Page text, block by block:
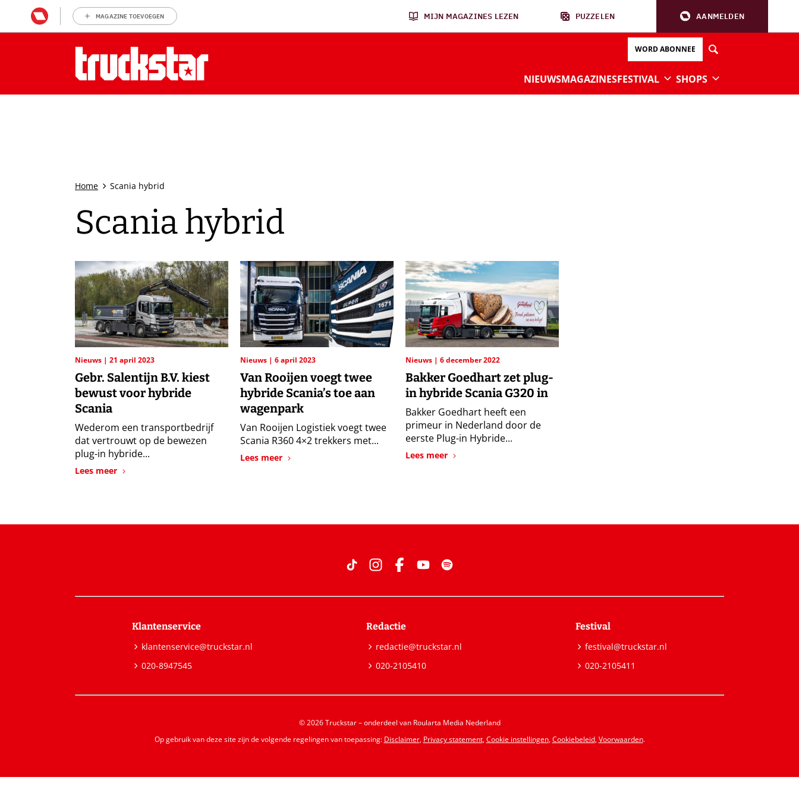
MAGAZINE TOEVOEGEN MIJN MAGAZINES LEZEN PUZZELEN AANMELDEN
WORD ABONNEE
NIEUWSMAGAZINESFESTIVAL SHOPS
Home Scania hybrid
Scania hybrid
Nieuws 21 april 2023
Gebr. Salentijn B.V. kiest
bewust voor hybride
Scania
Wederom een transportbedrijf
dat vertrouwt op de bewezen
plug-in hybride...
Lees meer
Nieuws 6 april 2023
Van Rooijen voegt twee
hybride Scania’s toe aan
wagenpark
Van Rooijen Logistiek voegt twee
Scania R360 4×2 trekkers met...
Lees meer
Nieuws 6 december 2022
Bakker Goedhart zet plug-
in hybride Scania G320 in
Bakker Goedhart heeft een
primeur in Nederland door de
eerste Plug-in Hybride...
Lees meer
Klantenservice
klantenservice@truckstar.nl
020-8947545
Redactie
redactie@truckstar.nl
020-2105410
Festival
festival@truckstar.nl
020-2105411
© 2026 Truckstar – onderdeel van Roularta Media Nederland
Op gebruik van deze site zijn de volgende regelingen van toepassing: Disclaimer, Privacy statement,Cookie instellingen,Cookiebeleid,Voorwaarden.